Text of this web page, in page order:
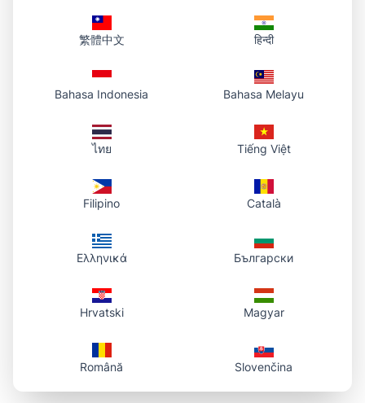
繁體中文 हिन्दी
Bahasa Indonesia Bahasa Melayu
ไทย Tiếng Việt
Filipino Català
Ελληνικά Български
Hrvatski Magyar
Română Slovenčina